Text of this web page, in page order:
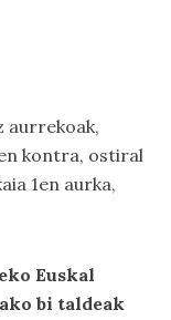
aurrekoak,
kontra, ostiral
1en aurka,
Euskal
bi taldeak